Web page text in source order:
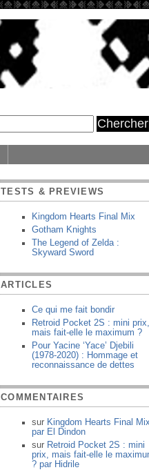
TESTS & PREVIEWS
Kingdom Hearts Final Mix
Gotham Knights
The Legend of Zelda :
Skyward Sword
ARTICLES
Ce qui me fait bondir
Retroid Pocket 2S : mini prix,
mais fait-elle le maximum ?
Pour Yacine ‘Yace’ Djebili
(1978-2020) : Hommage et
reconnaissance de dettes
COMMENTAIRES
sur Kingdom Hearts Final Mix
par El Dindon
sur Retroid Pocket 2S : mini
prix, mais fait-elle le
? par Hidrile